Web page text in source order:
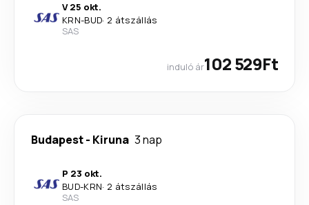
V 25 okt.
KRN-BUD· 2 átszállás
SAS
induló ár102 529Ft
Budapest- Kiruna 3 nap
P 23 okt.
BUD-KRN· 2 átszállás
SAS